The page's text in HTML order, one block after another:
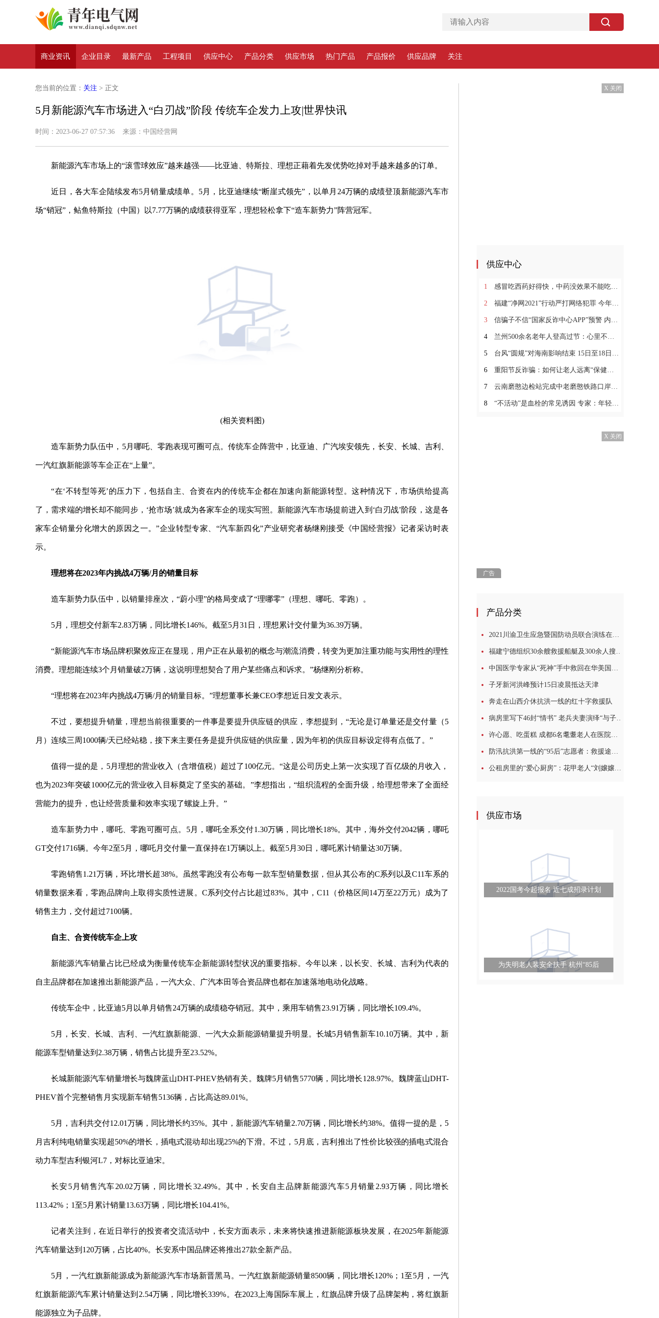
商业资讯 企业目录 最新产品 工程项目 供应中心 产品分类 供应市场 热门产品 产品报价 供应品牌 关注
您当前的位置： 关注 > 正文
5月新能源汽车市场进入“白刃战”阶段 传统车企发力上攻|世界快讯
时间：2023-06-27 07:57:36 来源：中国经营网
新能源汽车市场上的“滚雪球效应”越来越强——比亚迪、特斯拉、理想正藉着先发优势吃掉对手越来越多的订单。
近日，各大车企陆续发布5月销量成绩单。5月，比亚迪继续“断崖式领先”，以单月24万辆的成绩登顶新能源汽车市
场“销冠”，鲇鱼特斯拉（中国）以7.77万辆的成绩获得亚军，理想轻松拿下“造车新势力”阵营冠军。
(相关资料图)
造车新势力队伍中，5月哪吒、零跑表现可圈可点。传统车企阵营中，比亚迪、广汽埃安领先，长安、长城、吉利、
一汽红旗新能源等车企正在“上量”。
“在‘不转型等死’的压力下，包括自主、合资在内的传统车企都在加速向新能源转型。这种情况下，市场供给提高
了，需求端的增长却不能同步，‘抢市场’就成为各家车企的现实写照。新能源汽车市场提前进入到‘白刃战’阶段，这是各
家车企销量分化增大的原因之一。”企业转型专家、“汽车新四化”产业研究者杨继刚接受《中国经营报》记者采访时表
示。
理想将在2023年内挑战4万辆/月的销量目标
造车新势力队伍中，以销量排座次，“蔚小理”的格局变成了“理哪零”（理想、哪吒、零跑）。
5月，理想交付新车2.83万辆，同比增长146%。截至5月31日，理想累计交付量为36.39万辆。
“新能源汽车市场品牌积聚效应正在显现，用户正在从最初的概念与潮流消费，转变为更加注重功能与实用性的理性
消费。理想能连续3个月销量破2万辆，这说明理想契合了用户某些痛点和诉求。”杨继刚分析称。
“理想将在2023年内挑战4万辆/月的销量目标。”理想董事长兼CEO李想近日发文表示。
不过，要想提升销量，理想当前很重要的一件事是要提升供应链的供应，李想提到，“无论是订单量还是交付量（5
月）连续三周1000辆/天已经站稳，接下来主要任务是提升供应链的供应量，因为年初的供应目标设定得有点低了。”
值得一提的是，5月理想的营业收入（含增值税）超过了100亿元。“这是公司历史上第一次实现了百亿级的月收入，
也为2023年突破1000亿元的营业收入目标奠定了坚实的基础。”李想指出，“组织流程的全面升级，给理想带来了全面经
营能力的提升，也让经营质量和效率实现了螺旋上升。”
造车新势力中，哪吒、零跑可圈可点。5月，哪吒全系交付1.30万辆，同比增长18%。其中，海外交付2042辆，哪吒
GT交付1716辆。今年2至5月，哪吒月交付量一直保持在1万辆以上。截至5月30日，哪吒累计销量达30万辆。
零跑销售1.21万辆，环比增长超38%。虽然零跑没有公布每一款车型销量数据，但从其公布的C系列以及C11车系的
销量数据来看，零跑品牌向上取得实质性进展。C系列交付占比超过83%。其中，C11（价格区间14万至22万元）成为了
销售主力，交付超过7100辆。
自主、合资传统车企上攻
新能源汽车销量占比已经成为衡量传统车企新能源转型状况的重要指标。今年以来，以长安、长城、吉利为代表的
自主品牌都在加速推出新能源产品，一汽大众、广汽本田等合资品牌也都在加速落地电动化战略。
传统车企中，比亚迪5月以单月销售24万辆的成绩稳夺销冠。其中，乘用车销售23.91万辆，同比增长109.4%。
5月，长安、长城、吉利、一汽红旗新能源、一汽大众新能源销量提升明显。长城5月销售新车10.10万辆。其中，新
能源车型销量达到2.38万辆，销售占比提升至23.52%。
长城新能源汽车销量增长与魏牌蓝山DHT-PHEV热销有关。魏牌5月销售5770辆，同比增长128.97%。魏牌蓝山DHT-
PHEV首个完整销售月实现新车销售5136辆，占比高达89.01%。
5月，吉利共交付12.01万辆，同比增长约35%。其中，新能源汽车销量2.70万辆，同比增长约38%。值得一提的是，5
月吉利纯电销量实现超50%的增长，插电式混动却出现25%的下滑。不过，5月底，吉利推出了性价比较强的插电式混合
动力车型吉利银河L7，对标比亚迪宋。
长安5月销售汽车20.02万辆，同比增长32.49%。其中，长安自主品牌新能源汽车5月销量2.93万辆，同比增长
113.42%；1至5月累计销量13.63万辆，同比增长104.41%。
记者关注到，在近日举行的投资者交流活动中，长安方面表示，未来将快速推进新能源板块发展，在2025年新能源
汽车销量达到120万辆，占比40%。长安系中国品牌还将推出27款全新产品。
5月，一汽红旗新能源成为新能源汽车市场新晋黑马。一汽红旗新能源销量8500辆，同比增长120%；1至5月，一汽
红旗新能源汽车累计销量达到2.54万辆，同比增长339%。在2023上海国际车展上，红旗品牌升级了品牌架构，将红旗新
能源独立为子品牌。
X 关闭
供应中心
1 感冒吃西药好得快，中药没效果不能吃？小柴胡颗粒你没用过？
2 福建“净网2021”行动严打网络犯罪 今年破获多起跨境网
3 信骗子不信“国家反诈中心APP”预警 内蒙古一女子6万
4 兰州500余名老年人登高过节：心里不长皱纹不惧变老
5 台风“圆规”对海南影响结束 15日至18日海南有较强风雨
6 重阳节反诈骗：如何让老人远离“保健品陷阱”？
7 云南磨憨边检站完成中老磨憨铁路口岸临时开放勤务保障
8 “不活动”是血栓的常见诱因 专家：年轻人要警惕血栓的
广告
X 关闭
产品分类
2021川渝卫生应急暨国防动员联合演练在四川广安举行
福建宁德组织30余艘救援船艇及300余人搜救2名落水失踪学生
中国医学专家从“死神”手中救回在华美国教授
子牙新河洪峰预计15日凌晨抵达天津
奔走在山西介休抗洪一线的红十字救援队
病房里写下46封“情书” 老兵夫妻演绎“与子偕老”模样
许心愿、吃蛋糕 成都6名耄耋老人在医院过集体生日
防汛抗洪第一线的“95后”志愿者：救援途中，我哭了很多次
公租房里的“爱心厨房”：花甲老人“刘嬢嬢”的10年坚守
供应市场
2022国考今起报名 近七成招录计划
为失明老人装安全扶手 杭州“85后